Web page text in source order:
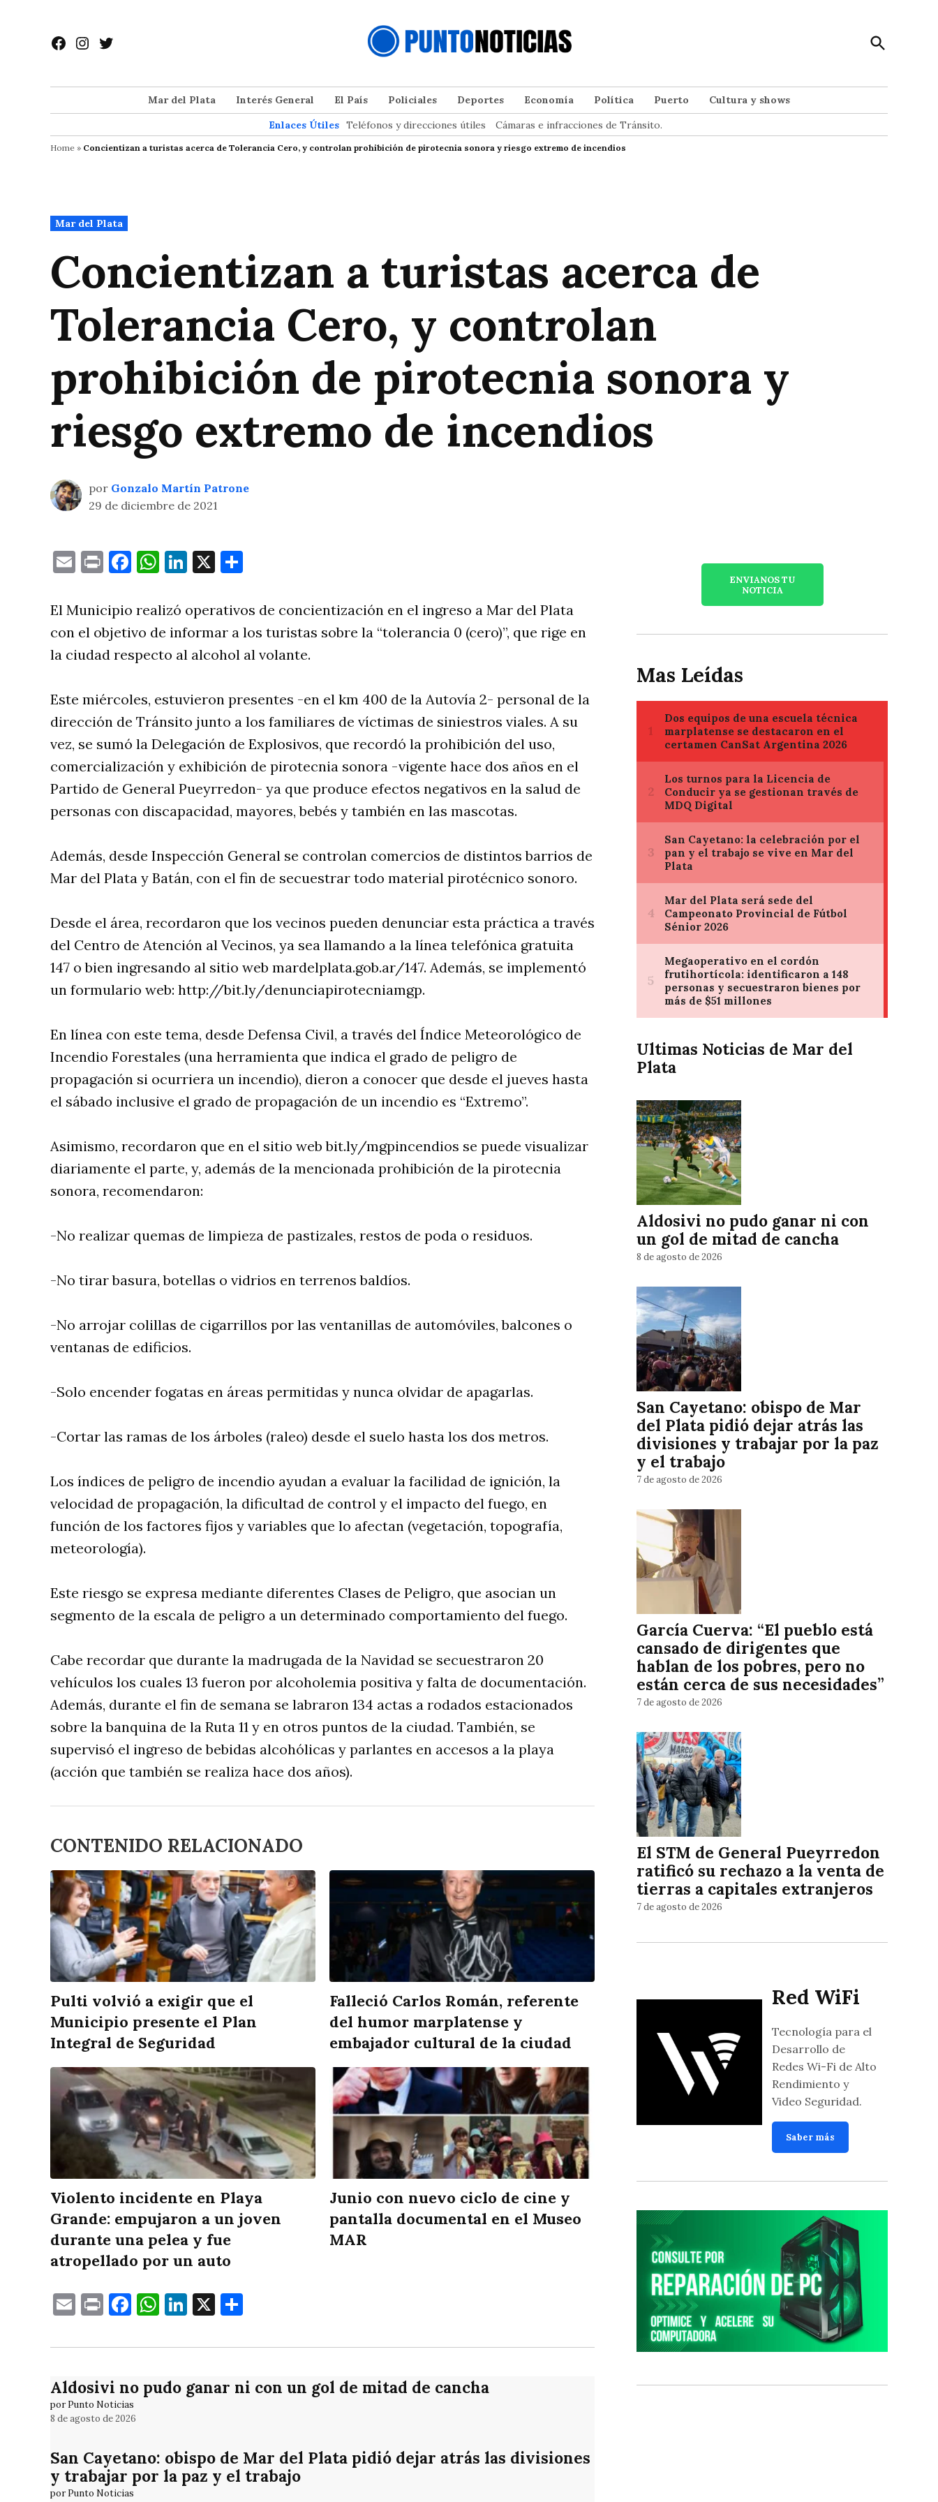
contenido
Facebook
Instagram
Twitter
Open
Search
Mar del Plata Interés General El País Policiales Deportes Economía Política Puerto
Cultura y shows
Enlaces Útiles Teléfonos y direcciones útiles Cámaras e infracciones de Tránsito.
Home » Concientizan a turistas acerca de Tolerancia Cero, y controlan prohibición de pirotecnia sonora y riesgo extremo de incendios
Publicado
en
Mar del Plata
Concientizan a turistas acerca de
Tolerancia Cero, y controlan
prohibición de pirotecnia sonora y
riesgo extremo de incendios
por Gonzalo Martín Patrone
29 de diciembre de 2021
EmailPrintFacebook
WhatsApp
LinkedIn
X
El Municipio realizó operativos de concientización en el ingreso a Mar del Plata
con el objetivo de informar a los turistas sobre la “tolerancia 0 (cero)”, que rige en
la ciudad respecto al alcohol al volante.
Este miércoles, estuvieron presentes -en el km 400 de la Autovía 2- personal de la
dirección de Tránsito junto a los familiares de víctimas de siniestros viales. A su
vez, se sumó la Delegación de Explosivos, que recordó la prohibición del uso,
comercialización y exhibición de pirotecnia sonora -vigente hace dos años en el
Partido de General Pueyrredon- ya que produce efectos negativos en la salud de
personas con discapacidad, mayores, bebés y también en las mascotas.
Además, desde Inspección General se controlan comercios de distintos barrios de
Mar del Plata y Batán, con el fin de secuestrar todo material pirotécnico sonoro.
Desde el área, recordaron que los vecinos pueden denunciar esta práctica a través
del Centro de Atención al Vecinos, ya sea llamando a la línea telefónica gratuita
147 o bien ingresando al sitio web mardelplata.gob.ar/147. Además, se implementó
un formulario web: http://bit.ly/denunciapirotecniamgp.
En línea con este tema, desde Defensa Civil, a través del Índice Meteorológico de
Incendio Forestales (una herramienta que indica el grado de peligro de
propagación si ocurriera un incendio), dieron a conocer que desde el jueves hasta
el sábado inclusive el grado de propagación de un incendio es “Extremo”.
Asimismo, recordaron que en el sitio web bit.ly/mgpincendios se puede visualizar
diariamente el parte, y, además de la mencionada prohibición de la pirotecnia
sonora, recomendaron:
-No realizar quemas de limpieza de pastizales, restos de poda o residuos.
-No tirar basura, botellas o vidrios en terrenos baldíos.
-No arrojar colillas de cigarrillos por las ventanillas de automóviles, balcones o
ventanas de edificios.
-Solo encender fogatas en áreas permitidas y nunca olvidar de apagarlas.
-Cortar las ramas de los árboles (raleo) desde el suelo hasta los dos metros.
Los índices de peligro de incendio ayudan a evaluar la facilidad de ignición, la
velocidad de propagación, la dificultad de control y el impacto del fuego, en
función de los factores fijos y variables que lo afectan (vegetación, topografía,
meteorología).
Este riesgo se expresa mediante diferentes Clases de Peligro, que asocian un
segmento de la escala de peligro a un determinado comportamiento del fuego.
Cabe recordar que durante la madrugada de la Navidad se secuestraron 20
vehículos los cuales 13 fueron por alcoholemia positiva y falta de documentación.
Además, durante el fin de semana se labraron 134 actas a rodados estacionados
sobre la banquina de la Ruta 11 y en otros puntos de la ciudad. También, se
supervisó el ingreso de bebidas alcohólicas y parlantes en accesos a la playa
(acción que también se realiza hace dos años).
CONTENIDO RELACIONADO
Pulti volvió a exigir que el
Municipio presente el Plan
Integral de Seguridad
Falleció Carlos Román, referente
del humor marplatense y
embajador cultural de la ciudad
Violento incidente en Playa
Grande: empujaron a un joven
durante una pelea y fue
atropellado por un auto
Junio con nuevo ciclo de cine y
pantalla documental en el Museo
MAR
EmailPrintFacebook
WhatsApp
LinkedIn
X
Aldosivi no pudo ganar ni con un gol de mitad de cancha
por Punto Noticias
8 de agosto de 2026
San Cayetano: obispo de Mar del Plata pidió dejar atrás las divisiones
y trabajar por la paz y el trabajo
por Punto Noticias
ENVIANOS TU
NOTICIA
Mas Leídas
Ultimas Noticias de Mar del
Plata
Aldosivi no pudo ganar ni con
un gol de mitad de cancha
8 de agosto de 2026
San Cayetano: obispo de Mar
del Plata pidió dejar atrás las
divisiones y trabajar por la paz
y el trabajo
7 de agosto de 2026
García Cuerva: “El pueblo está
cansado de dirigentes que
hablan de los pobres, pero no
están cerca de sus necesidades”
7 de agosto de 2026
El STM de General Pueyrredon
ratificó su rechazo a la venta de
tierras a capitales extranjeros
7 de agosto de 2026
Red WiFi
Tecnología para el
Desarrollo de
Redes Wi-Fi de Alto
Rendimiento y
Video Seguridad.
Saber más